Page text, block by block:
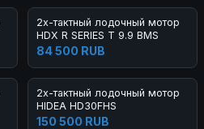
2х-тактный лодочный мотор
HDX R SERIES T 9.9 BMS
84 500 RUB
2х-тактный лодочный мотор
HIDEA HD30FHS
150 500 RUB